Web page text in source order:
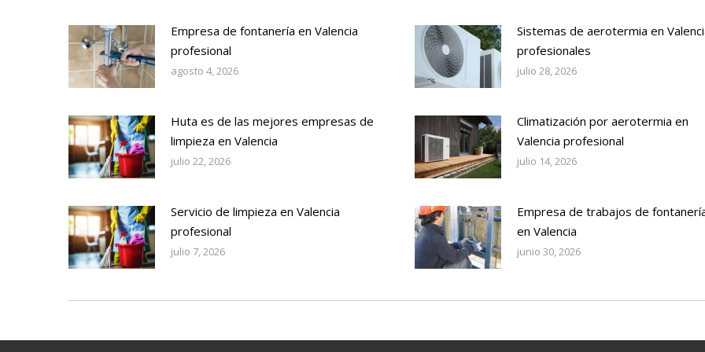
Empresa de fontanería en Valencia
profesional
agosto 4, 2026
Sistemas de aerotermia en
profesionales
julio 28, 2026
Huta es de las mejores empresas de
limpieza en Valencia
julio 22, 2026
Climatización por aerotermia en
Valencia profesional
julio 14, 2026
Servicio de limpieza en Valencia
profesional
julio 7, 2026
Empresa de trabajos de
en Valencia
junio 30, 2026